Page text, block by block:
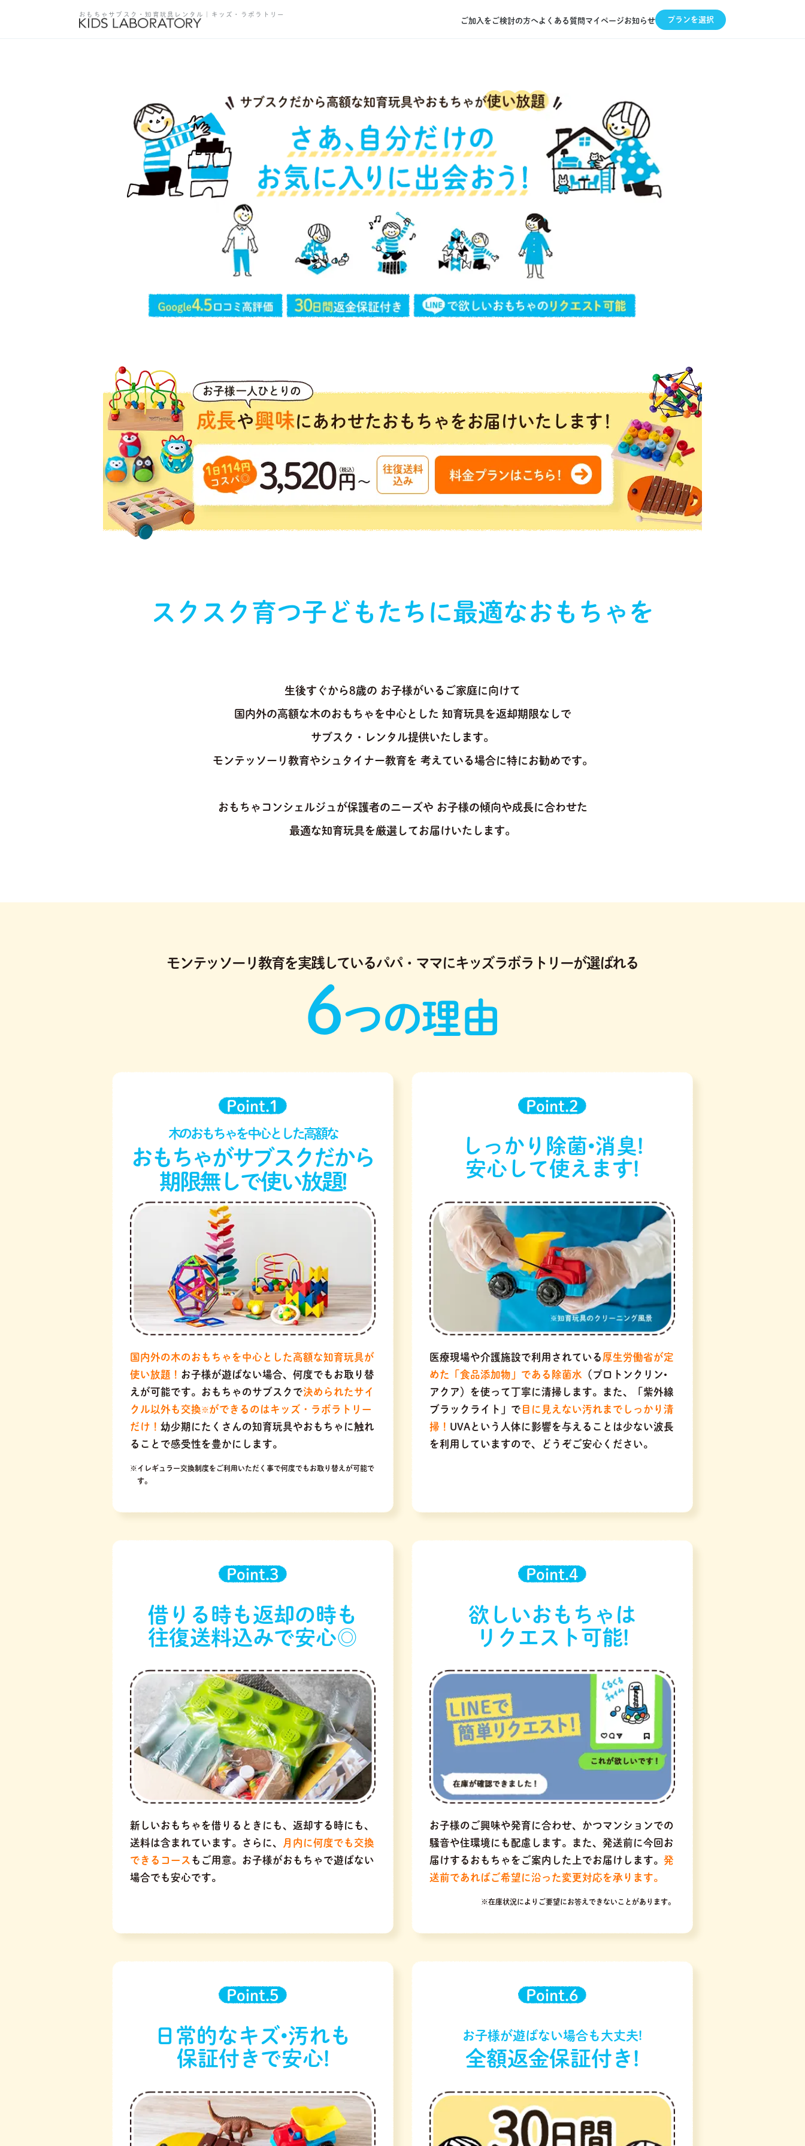
おもちゃサブスク・知育玩具レンタル｜キッズ・ラボラトリー
ご加入をご検討の方へよくある質問マイページお知らせ プランを選択
スクスク育つ子どもたちに最適なおもちゃを
生後すぐから8歳の お子様がいるご家庭に向けて
国内外の高額な木のおもちゃを中心とした 知育玩具を返却期限なしで
サブスク・レンタル提供いたします。
モンテッソーリ教育やシュタイナー教育を 考えている場合に特にお勧めです。
おもちゃコンシェルジュが保護者のニーズや お子様の傾向や成長に合わせた
最適な知育玩具を厳選してお届けいたします。
モンテッソーリ教育を実践しているパパ・ママにキッズラボラトリーが選ばれる
6つの理由
Point.1
木のおもちゃを中心とした高額な
おもちゃがサブスクだから
期限無しで使い放題!
国内外の木のおもちゃを中心とした高額な知育玩具が
使い放題！ お子様が遊ばない場合、何度でもお取り替
えが可能です。おもちゃのサブスクで決められたサイ
クル以外も交換 ※ ができるのはキッズ・ラボラトリー
だけ！ 幼少期にたくさんの知育玩具やおもちゃに触れ
ることで感受性を豊かにします。
※イレギュラー交換制度をご利用いただく事で何度でもお取り替えが可能で
す。
Point.2
しっかり除菌•消臭!
安心して使えます!
医療現場や介護施設で利用されている 厚生労働省が定
めた「食品添加物」である除菌水 （プロトンクリン•
アクア）を使って丁寧に清掃します。また、「紫外線
ブラックライト」で 目に見えない汚れまでしっかり清
掃！ UVAという人体に影響を与えることは少ない波長
を利用していますので、どうぞご安心ください。
Point.3
借りる時も返却の時も
往復送料込みで安心◎
新しいおもちゃを借りるときにも、返却する時にも、
送料は含まれています。さらに、
月内に何度でも交換
できるコース もご用意。お子様がおもちゃで遊ばない
場合でも安心です。
Point.4
欲しいおもちゃは
リクエスト可能!
お子様のご興味や発育に合わせ、かつマンションでの
騒音や住環境にも配慮します。また、発送前に今回お
届けするおもちゃをご案内した上でお届けします。 発
送前であればご希望に沿った変更対応を承ります。
※在庫状況によりご要望にお答えできないことがあります。
Point.5
日常的なキズ•汚れも
保証付きで安心!
Point.6
お子様が遊ばない場合も大丈夫!
全額返金保証付き!